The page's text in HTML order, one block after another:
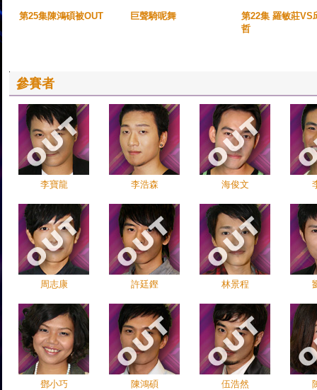
第25集陳鴻碩被OUT 巨聲騎呢舞
第22集 羅敏莊VS
哲
參賽者
李寶龍 李浩森 海俊文
周志康 許廷鏗 林景程
鄧小巧 陳鴻碩 伍浩然